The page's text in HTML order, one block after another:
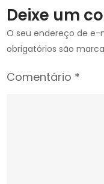
Deixe um
O seu endereço de e-
obrigatórios são
Comentário *